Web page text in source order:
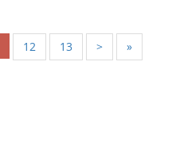
12 13 > »